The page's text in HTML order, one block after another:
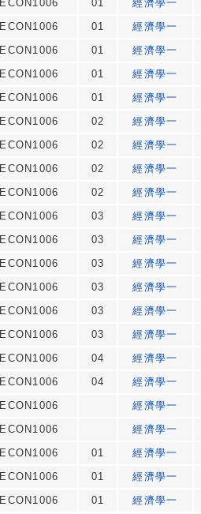
ECON1006 01
經濟學一
ECON1006 01
經濟學一
ECON1006 01
經濟學一
ECON1006 01
經濟學一
ECON1006 01
經濟學一
ECON1006 02
經濟學一
ECON1006 02
經濟學一
ECON1006 02
經濟學一
ECON1006 02
經濟學一
ECON1006 03
經濟學一
ECON1006 03
經濟學一
ECON1006 03
經濟學一
ECON1006 03
經濟學一
ECON1006 03
經濟學一
ECON1006 03
經濟學一
ECON1006 04
經濟學一
ECON1006 04
經濟學一
ECON1006
經濟學一
ECON1006
經濟學一
ECON1006 01
經濟學一
ECON1006 01
經濟學一
ECON1006 01
經濟學一